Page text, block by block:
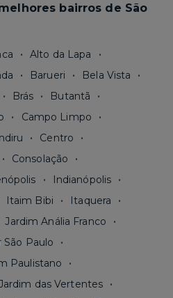
bairros de São
Alto da Lapa
Barueri
Bela Vista
Brás
Butantã
Campo Limpo
Centro
Consolação
Indianópolis
Itaim Bibi
Itaquera
Jardim Anália Franco
São Paulo
Paulistano
das Vertentes